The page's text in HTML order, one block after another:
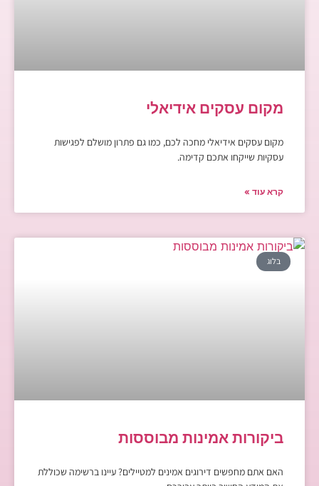
מקום עסקים אידיאלי
מקום עסקים אידיאלי מחכה לכם, כמו גם פתרון מושלם לפגישות
עסקיות שייקחו אתכם קדימה.
קרא עוד »
בלוג
ביקורות אמינות מבוססות
האם אתם מחפשים דירוגים אמינים למטיילים? עיינו ברשימה שכוללת